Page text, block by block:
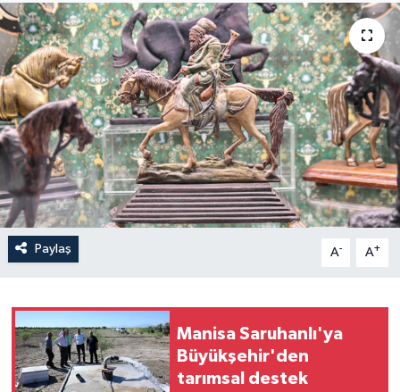
Paylaş A- A+
Manisa Saruhanlı'ya
Büyükşehir'den
tarımsal destek